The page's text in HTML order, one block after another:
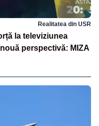
Realitatea din USR
la televiziunea
perspectivă: MIZA